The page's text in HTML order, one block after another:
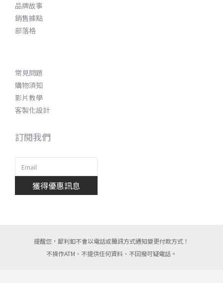
品牌故事
銷售據點
部落格
常見問題
購物須知
影片教學
客製化設計
訂閱我們
獲得優惠訊息
提醒您，犀利釦不會以電話或簡訊方式通知變更付款方式！
不操作ATM、不提供任何資料、不回撥可疑電話。